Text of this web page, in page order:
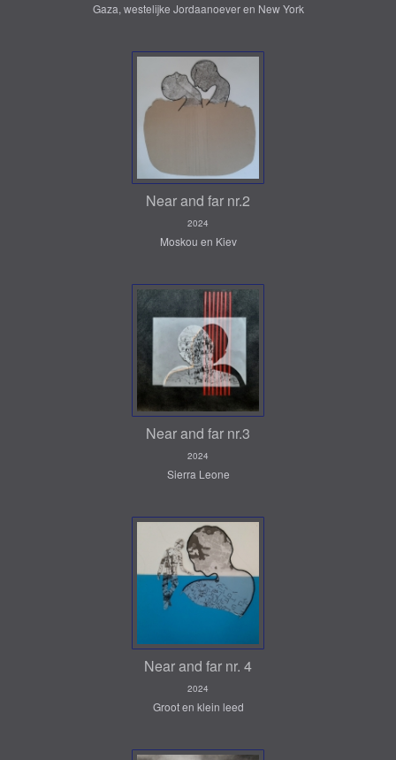
Gaza, westelijke Jordaanoever en New York
Near and far nr.2
2024
Moskou en Kiev
Near and far nr.3
2024
Sierra Leone
Near and far nr. 4
2024
Groot en klein leed